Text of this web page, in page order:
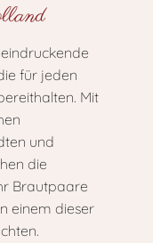
für jeden
Mit
und
die
Brautpaare
einem dieser